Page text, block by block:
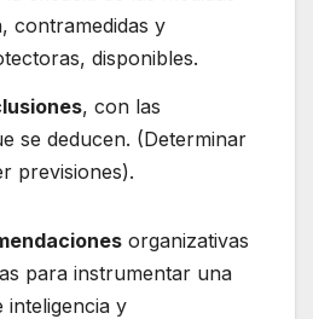
contramedidas y
disponibles.
, con las
se deducen. (Determinar
previsiones).
organizativas
para instrumentar una
inteligencia y